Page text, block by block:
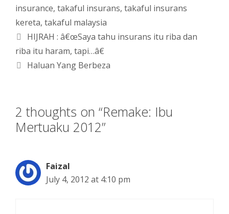
insurance, takaful insurans, takaful insurans
kereta, takaful malaysia
HIJRAH : â€œSaya tahu insurans itu riba dan
riba itu haram, tapi…â€
Haluan Yang Berbeza
2 thoughts on “Remake: Ibu
Mertuaku 2012”
Faizal
July 4, 2012 at 4:10 pm